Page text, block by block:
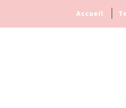
Accueil